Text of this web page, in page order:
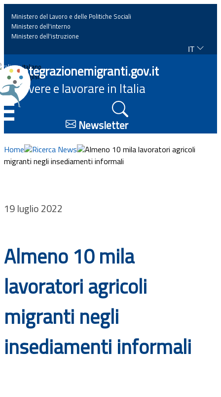
Home
News
Approfondimenti
Eventi
Progetti
Bandi
Guide
Ministero del Lavoro e delle Politiche Sociali
Ministero dell'interno
Ministero dell'istruzione
IT
Italiano
English
Integrazionemigranti.gov.it
Vivere e lavorare in Italia
Newsletter
Home Ricerca News
Almeno 10 mila lavoratori agricoli
migranti negli insediamenti informali
19 luglio 2022
Almeno 10 mila
lavoratori agricoli
migranti negli
insediamenti informali